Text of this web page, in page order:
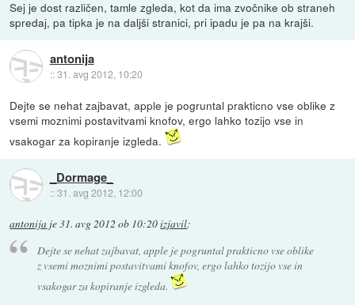
Sej je dost različen, tamle zgleda, kot da ima zvočnike ob straneh
spredaj, pa tipka je na daljši stranici, pri ipadu je pa na krajši.
antonija
::31. avg 2012, 10:20
Dejte se nehat zajbavat, apple je pogruntal prakticno vse oblike z
vsemi moznimi postavitvami knofov, ergo lahko tozijo vse in
vsakogar za kopiranje izgleda.
_Dormage_
::31. avg 2012, 12:00
antonija je31. avg 2012 ob 10:20izjavil:
Dejte se nehat zajbavat, apple je pogruntal prakticno vse oblike
z vsemi moznimi postavitvami knofov, ergo lahko tozijo vse in
vsakogar za kopiranje izgleda.